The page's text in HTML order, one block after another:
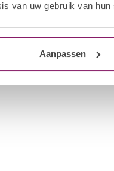
van uw gebruik van hun
Aanpassen